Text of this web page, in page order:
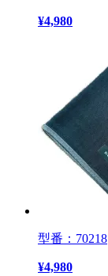
¥4,980
型番：70218
¥4,980